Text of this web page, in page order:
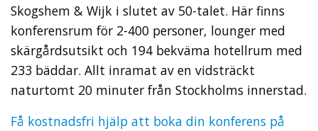
Skogshem & Wijk i slutet av 50-talet. Här finns
konferensrum för 2-400 personer, lounger med
skärgårdsutsikt och 194 bekväma hotellrum med
233 bäddar. Allt inramat av en vidsträckt
naturtomt 20 minuter från Stockholms innerstad.
Få kostnadsfri hjälp att boka din konferens på